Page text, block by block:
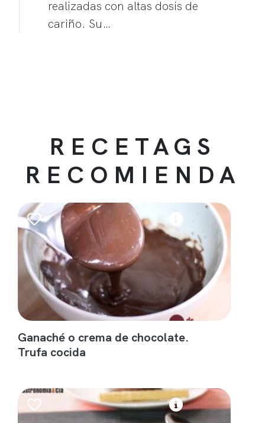
realizadas con altas dosis de
cariño. Su…
RECETAGS
RECOMIENDA
Ganaché o crema de chocolate.
Trufa cocida